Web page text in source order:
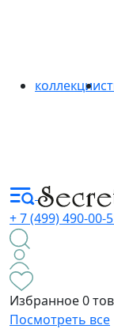
коллекции
+ 7 (499) 490-00-
Избранное0
Посмотреть все